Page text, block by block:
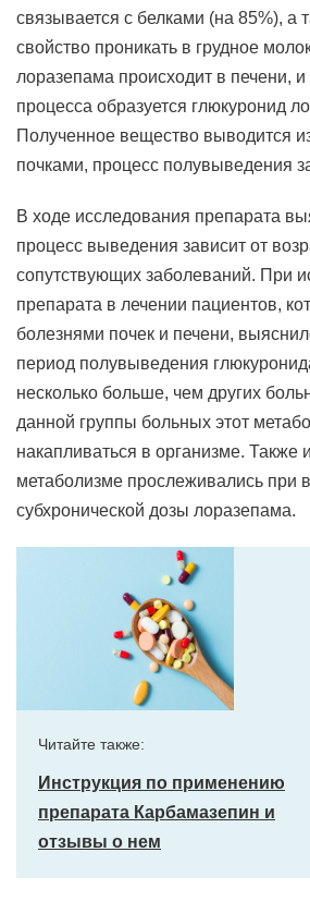
связывается с белками (на 85%), а
свойство проникать в грудное
лоразепама происходит в печени, и
процесса образуется глюкуронид
Полученное вещество выводится
почками, процесс полувыведения
В ходе исследования препарата
процесс выведения зависит от
сопутствующих заболеваний. При
препарата в лечении пациентов,
болезнями почек и печени,
период полувыведения
несколько больше, чем других
данной группы больных этот
накапливаться в организме. Также
метаболизме прослеживались при
субхронической дозы лоразепама.
Читайте также:
Инструкция по применению
препарата Карбамазепин и
отзывы о нем